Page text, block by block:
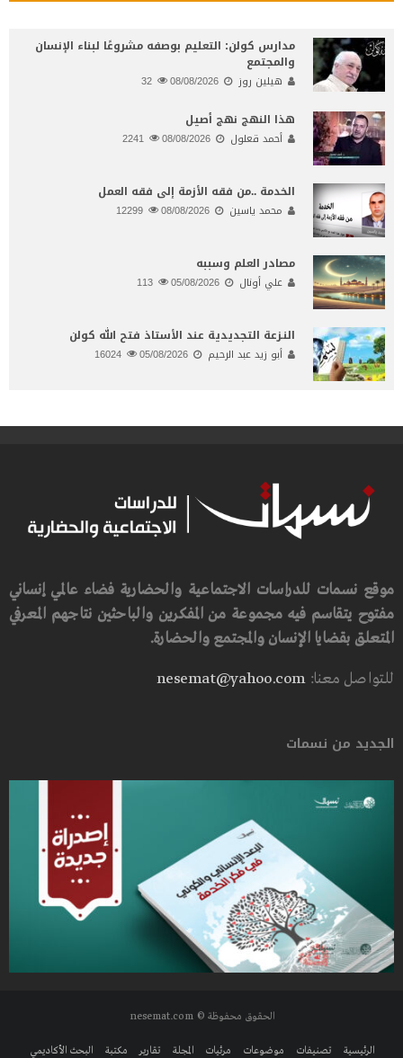
مدارس كولن: التعليم بوصفه مشروعًا لبناء الإنسان
والمجتمع
هيلين روز 08/08/2026
هذا النهج نهج أصيل
أحمد قعلول 08/08/2026
الخدمة ..من فقه الأزمة إلى فقه العمل
محمد ياسين 08/08/2026
مصادر العلم وسببه
علي أونال 05/08/2026
النـزعة التجديدية عند الأستاذ فتح الله كولن
أبو زيد عبد الرحيم 05/08/2026
موقع نسمات للدراسات الاجتماعية والحضارية فضاء عالمي إنساني
مفتوح يتقاسم فيه مجموعة من المفكرين والباحثين نتاجهم المعرفي
المتعلق بقضايا الإنسان والمجتمع والحضارة.
للتواصل معنا:nesemat@yahoo.com
الجديد من نسمات
الحقوق محفوظة © nesemat.com
الرئيسية تصنيفات موضوعات مرئيات المجلة تقارير مكتبة البحث الأكاديمي